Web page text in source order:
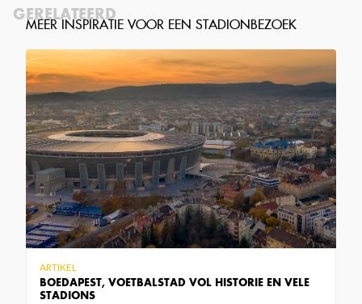
GERELATEERD
BOEDAPEST, VOETBALSTAD VOL HISTORIE EN VELE
STADIONS
ARTIKEL